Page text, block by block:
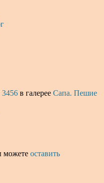
3456 в галерее Сапа. Пешие
можете оставить